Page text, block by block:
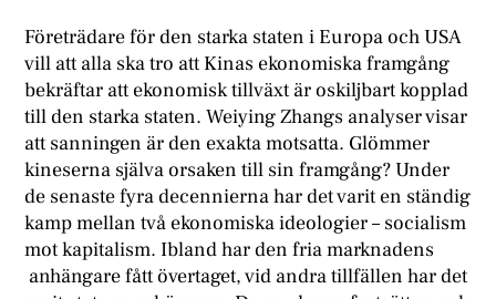
Företrädare för den starka staten i Europa och USA
vill att alla ska tro att Kinas ekonomiska framgång
bekräftar att ekonomisk tillväxt är oskiljbart kopplad
till den starka staten. Weiying Zhangs analyser visar
att sanningen är den exakta motsatta. Glömmer
kineserna själva orsaken till sin framgång? Under
de senaste fyra decennierna har det varit en ständig
kamp mellan två ekonomiska ideologier – socialism
mot kapitalism. Ibland har den fria marknadens
anhängare fått övertaget, vid andra tillfällen har det